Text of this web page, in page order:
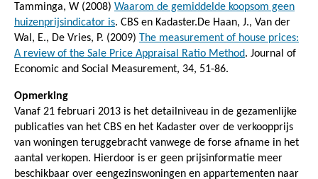
Tamminga, W (2008) Waarom de gemiddelde koopsom geen
huizenprijsindicator is. CBS en Kadaster.De Haan, J., Van der
Wal, E., De Vries, P. (2009) The measurement of house prices:
A review of the Sale Price Appraisal Ratio Method. Journal of
Economic and Social Measurement, 34, 51-86.
Opmerking
Vanaf 21 februari 2013 is het detailniveau in de gezamenlijke
publicaties van het CBS en het Kadaster over de verkoopprijs
van woningen teruggebracht vanwege de forse afname in het
aantal verkopen. Hierdoor is er geen prijsinformatie meer
beschikbaar over eengezinswoningen en appartementen naar